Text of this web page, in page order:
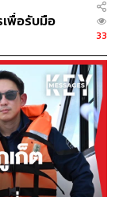
ซึ่งสำรวจเคว
งและเขียวได้
มหาวิทยาลัย
ายกันของเคว
ยดังกล่าวมาวัด
แต่ละช่วงได้
เพื่อรับมือ
33